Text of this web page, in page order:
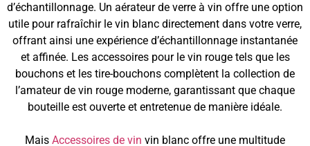
d’échantillonnage. Un aérateur de verre à vin offre une option
utile pour rafraîchir le vin blanc directement dans votre verre,
offrant ainsi une expérience d’échantillonnage instantanée
et affinée. Les accessoires pour le vin rouge tels que les
bouchons et les tire-bouchons complètent la collection de
l’amateur de vin rouge moderne, garantissant que chaque
bouteille est ouverte et entretenue de manière idéale.
Mais Accessoires de vin vin blanc offre une multitude